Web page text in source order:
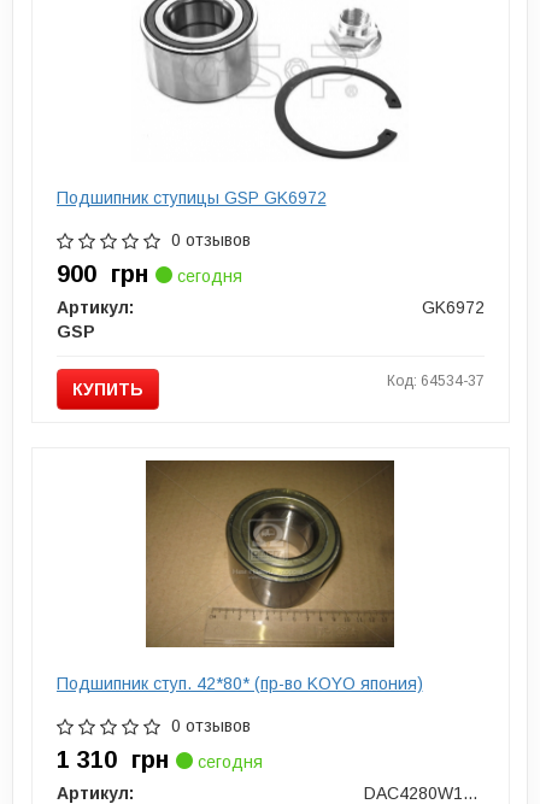
Подшипник ступицы GSP GK6972
0 отзывов
900 грн
сегодня
Артикул:
GK6972
GSP
КУПИТЬ Код: 64534-37
Подшипник ступ. 42*80* (пр-во KOYO япония)
0 отзывов
1 310 грн
сегодня
Артикул:
DAC4280W14CS40